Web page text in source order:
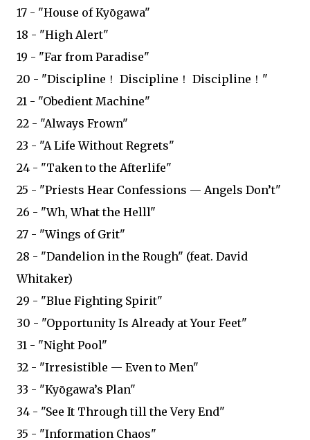
17 - "House of Kyōgawa"
18 - "High Alert"
19 - "Far from Paradise"
20 - "Discipline！ Discipline！ Discipline！"
21 - "Obedient Machine"
22 - "Always Frown"
23 - "A Life Without Regrets"
24 - "Taken to the Afterlife"
25 - "Priests Hear Confessions — Angels Don’t"
26 - "Wh, What the Helll"
27 - "Wings of Grit"
28 - "Dandelion in the Rough" (feat. David
Whitaker)
29 - "Blue Fighting Spirit"
30 - "Opportunity Is Already at Your Feet"
31 - "Night Pool"
32 - "Irresistible — Even to Men"
33 - "Kyōgawa’s Plan"
34 - "See It Through till the Very End"
35 - "Information Chaos"